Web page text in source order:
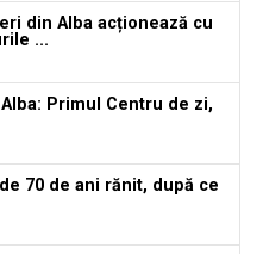
disponibile la 4 august
lista posturilor
de Jos, reținut după
din Alba acționează cu
...
Primul Centru de zi,
70 de ani rănit, după ce